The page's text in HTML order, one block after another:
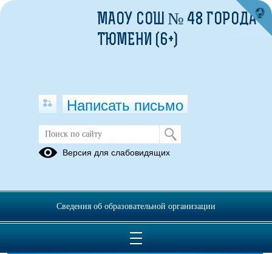
ЭЛЕКТРОННОЕ ОБРАЩЕНИЕ
МАОУ СОШ № 48 ГОРОДА
ТЮМЕНИ (6+)
Написать письмо
Версия для слабовидящих
Сведения об образовательной организации